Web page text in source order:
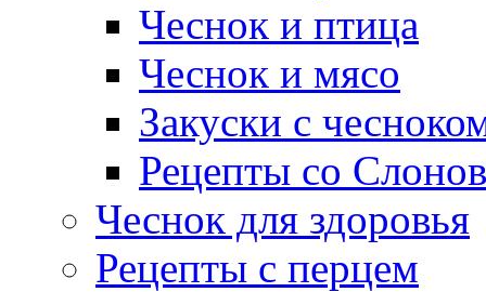
Чеснок и птица
Чеснок и мясо
Закуски с
Рецепты со
Чеснок для здоровья
Рецепты с перцем